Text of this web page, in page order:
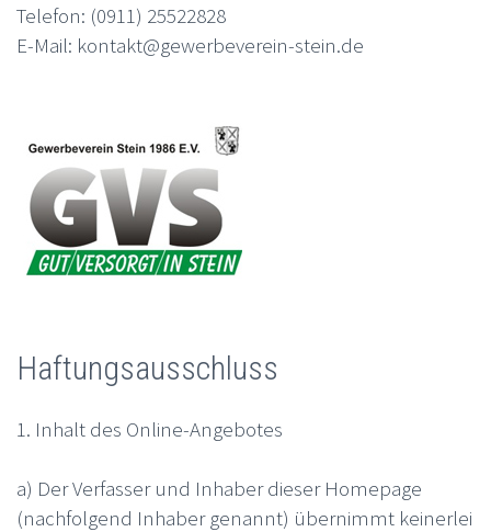
Telefon: (0911) 25522828
E-Mail: kontakt@gewerbeverein-stein.de
Haftungsausschluss
1. Inhalt des Online-Angebotes
a) Der Verfasser und Inhaber dieser Homepage
(nachfolgend Inhaber genannt) übernimmt keinerlei